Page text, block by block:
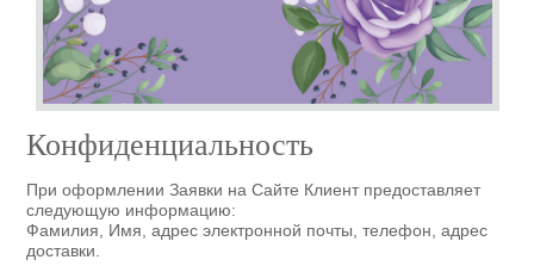
Конфиденциальность
При оформлении Заявки на Сайте Клиент предоставляет
следующую информацию:
Фамилия, Имя, адрес электронной почты, телефон, адрес
доставки.